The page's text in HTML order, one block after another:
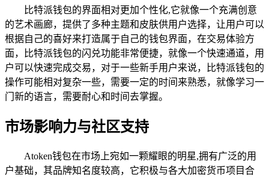
比特派钱包的界面相对更加个性化,它就像一个充满创意
的艺术画廊，提供了多种主题和皮肤供用户选择，让用户可以
根据自己的喜好来打造属于自己的钱包界面，在交易体验方
面，比特派钱包的闪兑功能非常便捷，就像一个快速通道，用
户可以快速完成交易，对于一些新手用户来说，比特派钱包的
操作可能相对复杂一些，需要一定的时间来熟悉，就像学习一
门新的语言，需要耐心和时间去掌握。
市场影响力与社区支持
Atoken钱包在市场上宛如一颗耀眼的明星,拥有广泛的用
户基础，其品牌知名度较高，它积极与各大加密货币项目合